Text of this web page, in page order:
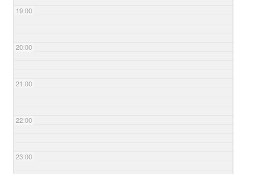
19:00
20:00
21:00
22:00
23:00